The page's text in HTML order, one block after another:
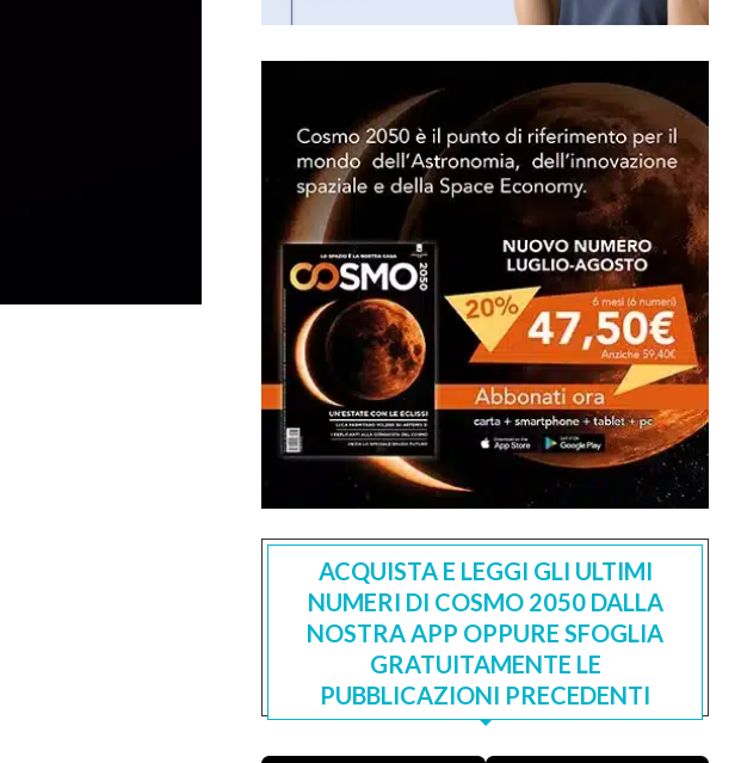
ACQUISTA E LEGGI GLI ULTIMI
NUMERI DI COSMO 2050 DALLA
NOSTRA APP OPPURE SFOGLIA
GRATUITAMENTE LE
PUBBLICAZIONI PRECEDENTI